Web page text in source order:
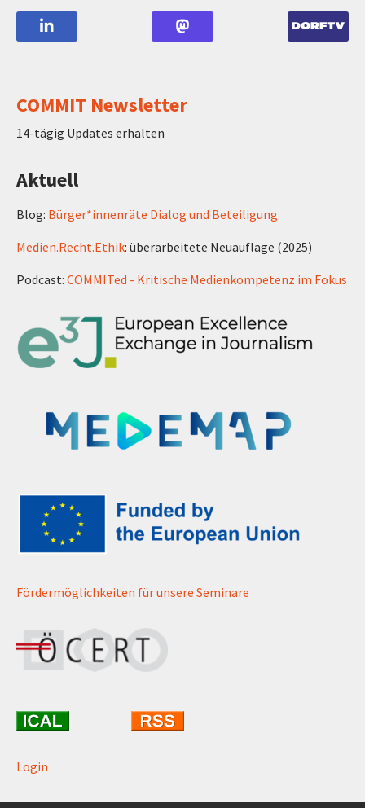
COMMIT Newsletter
14-tägig Updates erhalten
Aktuell
Blog: Bürger*innenräte Dialog und Beteiligung
Medien.Recht.Ethik: überarbeitete Neuauflage (2025)
Podcast: COMMITed - Kritische Medienkompetenz im Fokus
Fördermöglichkeiten für unsere Seminare
Login